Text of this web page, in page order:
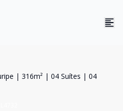
| 316m² | 04 Suítes | 04